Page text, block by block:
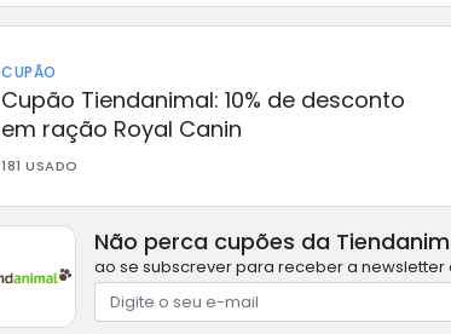
CUPÃO
Cupão Tiendanimal: 10% de desconto
em ração Royal Canin
181 USADO
Não perca cupões da
ao se subscrever para receber a newsletter